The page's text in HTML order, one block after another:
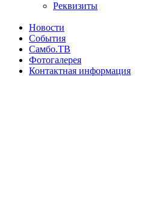
Реквизиты
Новости
События
Самбо.ТВ
Фотогалерея
Контактная информация